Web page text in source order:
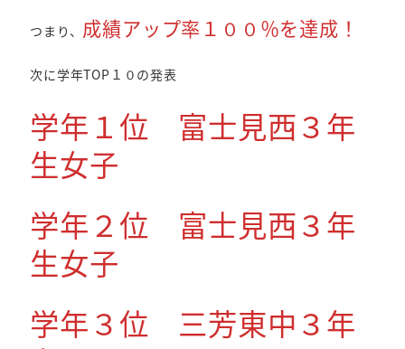
つまり、 成績アップ率１００％を達成！
次に学年TOP１０の発表
学年１位 富士見西３年
生女子
学年２位 富士見西３年
生女子
学年３位 三芳東中３年